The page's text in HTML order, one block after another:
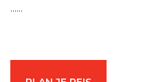
......